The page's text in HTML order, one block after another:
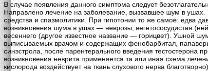
В случае появления данного симптома следует
Направлено лечение на заболевание, вызвавшее шум в ушах.
средства и спазмолитики. При гипотонии то же самое: едва
возникновения шума в ушах — неврозы, вегетососудистая
весеннего (другое известное название — горицвет). Ушной
выписываемых врачом и содержащих фенобарбитал,
синэстрола, после парентерального введения тестостерона
возникновения неврита применяется та или иная схема
кислорода воздействует на ткань слухового нерва